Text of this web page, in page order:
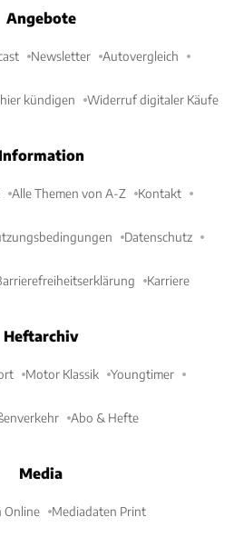
Angebote
Newsletter Autovergleich
kündigen Widerruf digitaler Käufe
Information
Alle Themen von A-Z Kontakt
Datenschutz
Karriere
Heftarchiv
Motor Klassik Youngtimer
Abo & Hefte
Media
Online Mediadaten Print